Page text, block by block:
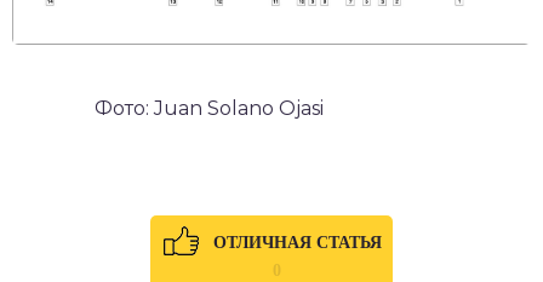
Фото: Juan Solano Ojasi
ОТЛИЧНАЯ СТАТЬЯ
0